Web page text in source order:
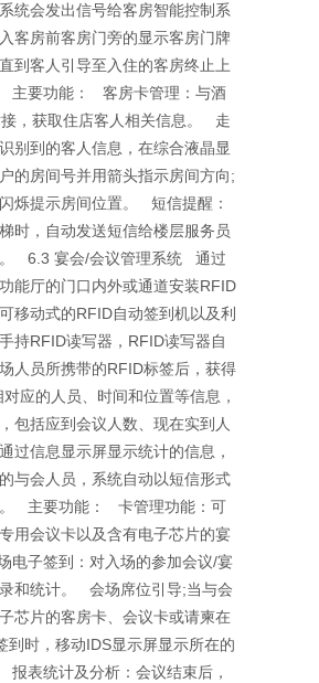
统会发出信号给客房智能控制系
客房前客房门旁的显示客房门牌
到客人引导至入住的客房终止上
主要功能： 客房卡管理：与酒
，获取住店客人相关信息。 走
别到的客人信息，在综合液晶显
的房间号并用箭头指示房间方向;
烁提示房间位置。 短信提醒：
时，自动发送短信给楼层服务员
6.3 宴会/会议管理系统 通过
能厅的门口内外或通道安装RFID
移动式的RFID自动签到机以及利
持RFID读写器，RFID读写器自
人员所携带的RFID标签后，获得
应的人员、时间和位置等信息，
包括应到会议人数、现在实到人
过信息显示屏显示统计的信息，
与会人员，系统自动以短信形式
主要功能： 卡管理功能：可
用会议卡以及含有电子芯片的宴
电子签到：对入场的参加会议/宴
和统计。 会场席位引导;当与会
芯片的客房卡、会议卡或请柬在
到时，移动IDS显示屏显示所在的
表统计及分析：会议结束后，